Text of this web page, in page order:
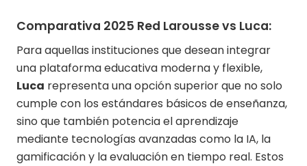
Comparativa 2025 Red Larousse vs Luca:
Para aquellas instituciones que desean integrar
una plataforma educativa moderna y flexible,
Luca representa una opción superior que no solo
cumple con los estándares básicos de enseñanza,
sino que también potencia el aprendizaje
mediante tecnologías avanzadas como la IA, la
gamificación y la evaluación en tiempo real. Estos